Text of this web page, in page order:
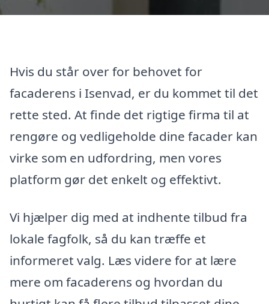
Hvis du står over for behovet for
facaderens i Isenvad, er du kommet til det
rette sted. At finde det rigtige firma til at
rengøre og vedligeholde dine facader kan
virke som en udfordring, men vores
platform gør det enkelt og effektivt.
Vi hjælper dig med at indhente tilbud fra
lokale fagfolk, så du kan træffe et
informeret valg. Læs videre for at lære
mere om facaderens og hvordan du